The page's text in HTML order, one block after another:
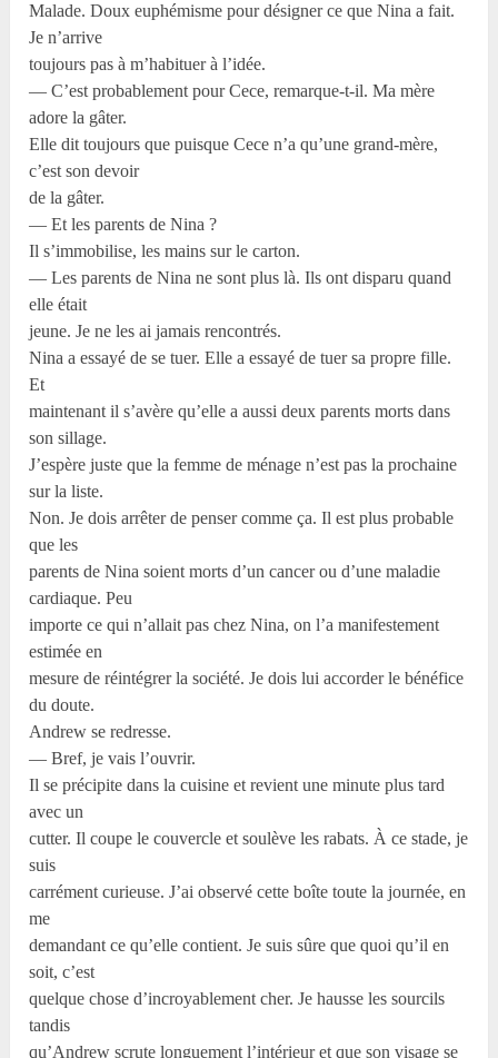
Malade. Doux euphémisme pour désigner ce que Nina a fait.
Je n’arrive
toujours pas à m’habituer à l’idée.
— C’est probablement pour Cece, remarque-t-il. Ma mère
adore la gâter.
Elle dit toujours que puisque Cece n’a qu’une grand-mère,
c’est son devoir
de la gâter.
— Et les parents de Nina ?
Il s’immobilise, les mains sur le carton.
— Les parents de Nina ne sont plus là. Ils ont disparu quand
elle était
jeune. Je ne les ai jamais rencontrés.
Nina a essayé de se tuer. Elle a essayé de tuer sa propre fille.
Et
maintenant il s’avère qu’elle a aussi deux parents morts dans
son sillage.
J’espère juste que la femme de ménage n’est pas la prochaine
sur la liste.
Non. Je dois arrêter de penser comme ça. Il est plus probable
que les
parents de Nina soient morts d’un cancer ou d’une maladie
cardiaque. Peu
importe ce qui n’allait pas chez Nina, on l’a manifestement
estimée en
mesure de réintégrer la société. Je dois lui accorder le bénéfice
du doute.
Andrew se redresse.
— Bref, je vais l’ouvrir.
Il se précipite dans la cuisine et revient une minute plus tard
avec un
cutter. Il coupe le couvercle et soulève les rabats. À ce stade, je
suis
carrément curieuse. J’ai observé cette boîte toute la journée, en
me
demandant ce qu’elle contient. Je suis sûre que quoi qu’il en
soit, c’est
quelque chose d’incroyablement cher. Je hausse les sourcils
tandis
qu’Andrew scrute longuement l’intérieur et que son visage se